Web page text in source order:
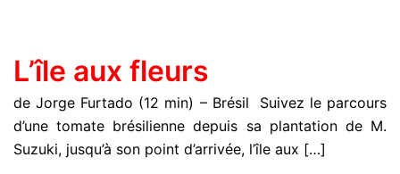
L’île aux fleurs
de Jorge Furtado (12 min) – Brésil Suivez le parcours
d’une tomate brésilienne depuis sa plantation de M.
Suzuki, jusqu’à son point d’arrivée, l’île aux […]